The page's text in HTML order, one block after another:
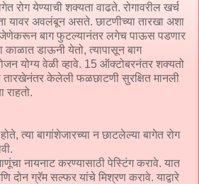
रोग येण्याची शक्‍यता वाढते. रोगावरील खर्च
यावर अवलंबून असते. छाटणीच्या तारखा अशा
जेणेकरून बाग फुटल्यानंतर लगेच पाऊस पडणार
काळात डाऊनी येतो, त्यापासून बाग
योग्य वेळी व्हावे. 15 ऑक्‍टोबरनंतर शक्‍यतो
तारखेनंतर केलेली फळछाटणी सुरक्षित मानली
राहतो.
त्या बागांशेजारच्या न छाटलेल्या बागेत रोग
नायनाट करण्यासाठी पेस्टिंग करावे. यात
दोन ग्रॅम सल्फर यांचे मिश्रण करावे. याद्वारे